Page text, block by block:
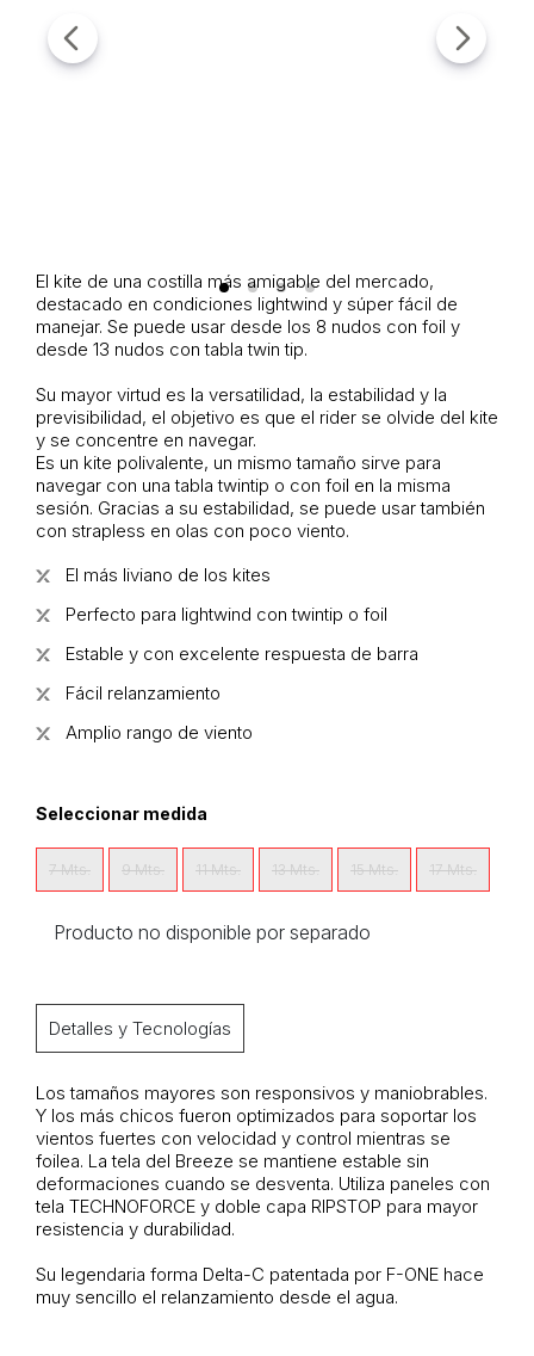
El kite de una costilla más amigable del mercado,
destacado en condiciones lightwind y súper fácil de
manejar. Se puede usar desde los 8 nudos con foil y
desde 13 nudos con tabla twin tip.
Su mayor virtud es la versatilidad, la estabilidad y la
previsibilidad, el objetivo es que el rider se olvide del kite
y se concentre en navegar.
Es un kite polivalente, un mismo tamaño sirve para
navegar con una tabla twintip o con foil en la misma
sesión. Gracias a su estabilidad, se puede usar también
con strapless en olas con poco viento.
El más liviano de los kites
Perfecto para lightwind con twintip o foil
Estable y con excelente respuesta de barra
Fácil relanzamiento
Amplio rango de viento
Seleccionar medida
7 Mts. 9 Mts. 11 Mts. 13 Mts. 15 Mts. 17 Mts.
Producto no disponible por separado
Detalles y Tecnologías
Los tamaños mayores son responsivos y maniobrables.
Y los más chicos fueron optimizados para soportar los
vientos fuertes con velocidad y control mientras se
foilea. La tela del Breeze se mantiene estable sin
deformaciones cuando se desventa. Utiliza paneles con
tela TECHNOFORCE y doble capa RIPSTOP para mayor
resistencia y durabilidad.
Su legendaria forma Delta-C patentada por F-ONE hace
muy sencillo el relanzamiento desde el agua.